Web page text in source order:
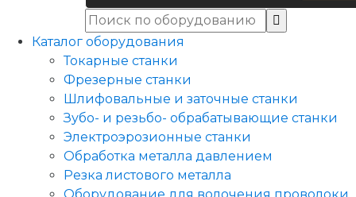
Каталог оборудования
Токарные станки
Фрезерные станки
Шлифовальные и заточные станки
Зубо- и резьбо- обрабатывающие станки
Электроэрозионные станки
Обработка металла давлением
Резка листового металла